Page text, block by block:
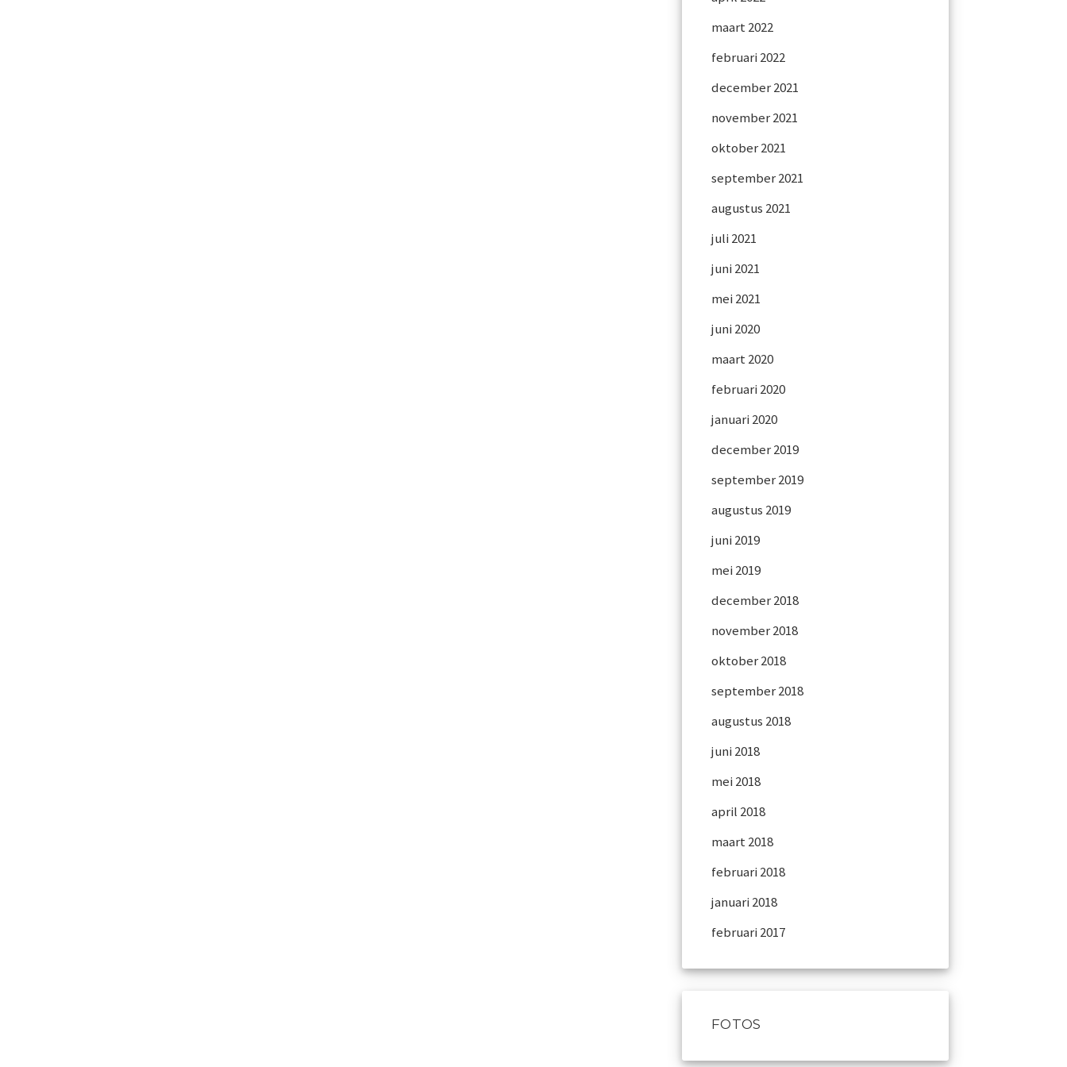
maart 2022
februari 2022
december 2021
november 2021
oktober 2021
september 2021
augustus 2021
juli 2021
juni 2021
mei 2021
juni 2020
maart 2020
februari 2020
januari 2020
december 2019
september 2019
augustus 2019
juni 2019
mei 2019
december 2018
november 2018
oktober 2018
september 2018
augustus 2018
juni 2018
mei 2018
april 2018
maart 2018
februari 2018
januari 2018
februari 2017
FOTOS